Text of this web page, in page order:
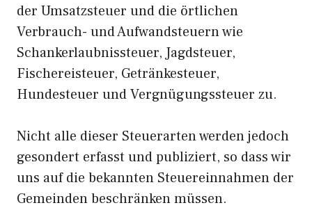
der Umsatzsteuer und die örtlichen
Verbrauch- und Aufwandsteuern wie
Schankerlaubnissteuer, Jagdsteuer,
Fischereisteuer, Getränkesteuer,
Hundesteuer und Vergnügungssteuer zu.
Nicht alle dieser Steuerarten werden jedoch
gesondert erfasst und publiziert, so dass wir
uns auf die bekannten Steuereinnahmen der
Gemeinden beschränken müssen.